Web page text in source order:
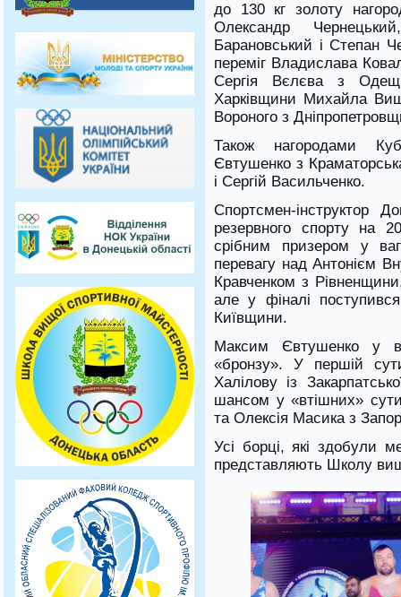
до 130 кг золоту
Олександр
Барановський і Степан
переміг Владислава
Сергія Вєлєва з
Харківщини Михайла
Вороного з
Також нагородами
Євтушенко з
і Сергій Васильченко.
Спортсмен-інструктор
резервного спорту на
срібним призером у
перевагу над Антонієм
Кравченком з
але у фіналі
Київщини.
Максим Євтушенко у
«бронзу». У першій
Халілову із
шансом у «втішних»
та Олексія Масика з
Усі борці, які здобули
представляють Школу